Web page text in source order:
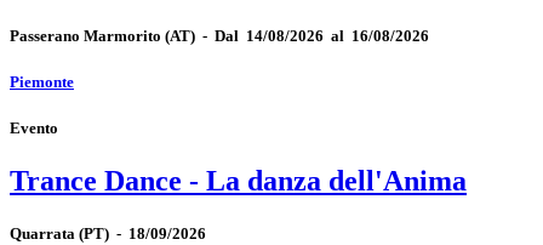
Passerano Marmorito (AT) - Dal 14/08/2026 al 16/08/2026
Piemonte
Evento
Trance Dance - La danza dell'Anima
Quarrata (PT) - 18/09/2026